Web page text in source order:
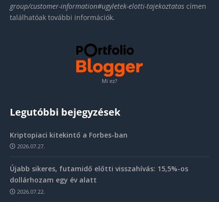
group/customer-information#ugyletek-elotti-tajekoztatas címen
találhatóak további információk.
Mi ez?
Legutóbbi bejegyzések
Kriptopiaci kitekintő a Forbes-ban
2026.07.27.
Újabb sikeres, futamidő előtti visszahívás: 15,5%-os
dollárhozam egy év alatt
2026.07.22.